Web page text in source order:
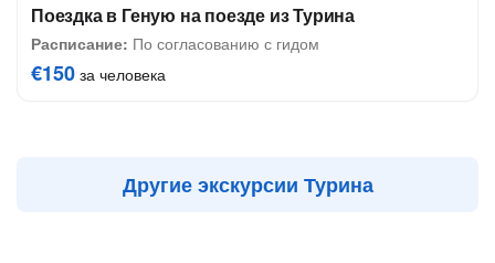
Поездка в Геную на поезде из Турина
Расписание: По согласованию с гидом
€150 за человека
Другие экскурсии Турина